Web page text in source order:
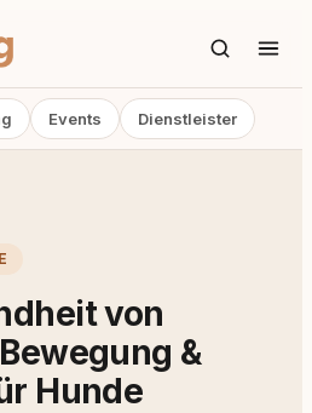
Events Dienstleister
von
&
Hunde